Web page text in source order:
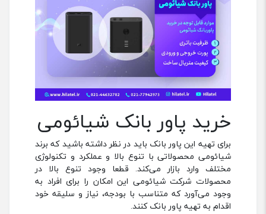
خرید پاور بانک شیائومی
برای تهیه این پاور بانک باید در نظر داشته باشید که برند
شیائومی محصولاتی با تنوع بالا و عملکرد و تکنولوژی
مختلف وارد بازار می‌کند. قطعا وجود تنوع بالا در
محصولات شرکت شیائومی این امکان را برای افراد به
وجود می‌آورد که متناسب با بودجه، نیاز و سلیقه خود
اقدام به تهیه پاور بانک کنند.